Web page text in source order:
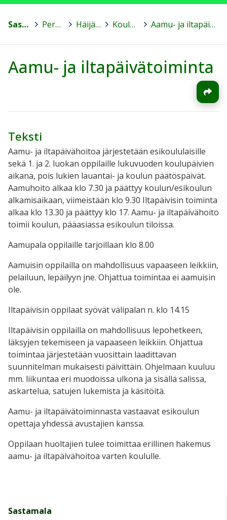
Sastamala Peruskoulut Häijään koulu > Koulun esittely Aamu- ja iltapäivätoiminta
Aamu- ja iltapäivätoiminta
Teksti
Aamu- ja iltapäivähoitoa järjestetään esikoululaisille
sekä 1. ja 2. luokan oppilaille lukuvuoden koulupäivien
aikana, pois lukien lauantai- ja koulun päätöspäivät.
Aamuhoito alkaa klo 7.30 ja päättyy koulun/esikoulun
alkamisaikaan, viimeistään klo 9.30 Iltapäivisin toiminta
alkaa klo 13.30 ja päättyy klo 17. Aamu- ja iltapäivähoito
toimii koulun, pääasiassa esikoulun tiloissa.
Aamupala oppilaille tarjoillaan klo 8.00
Aamuisin oppilailla on mahdollisuus vapaaseen leikkiin,
pelailuun, lepäilyyn jne. Ohjattua toimintaa ei aamuisin
ole.
Iltapäivisin oppilaat syövät välipalan n. klo 14.15
Iltapäivisin oppilailla on mahdollisuus lepohetkeen,
läksyjen tekemiseen ja vapaaseen leikkiin. Ohjattua
toimintaa järjestetään vuosittain laadittavan
suunnitelman mukaisesti päivittäin. Ohjelmaan kuuluu
mm. liikuntaa eri muodoissa ulkona ja sisällä salissa,
askartelua, satujen lukemista ja käsitöitä.
Aamu- ja iltapäivätoiminnasta vastaavat esikoulun
opettaja yhdessä avustajien kanssa.
Oppilaan huoltajien tulee toimittaa erillinen hakemus
aamu- ja iltapäivähoitoa varten koululle.
Sastamala